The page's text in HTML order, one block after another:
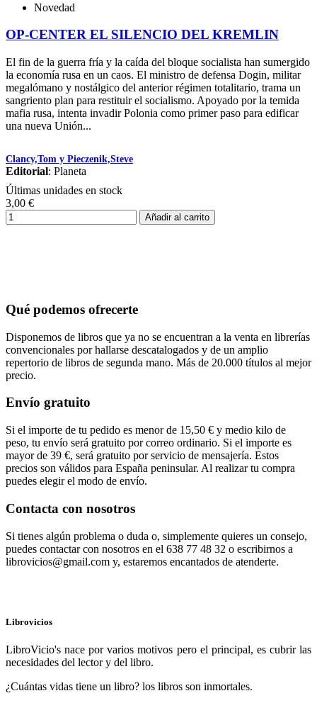
Novedad
OP-CENTER EL SILENCIO DEL KREMLIN
El fin de la guerra fría y la caída del bloque socialista han sumergido
la economía rusa en un caos. El ministro de defensa Dogin, militar
megalómano y nostálgico del anterior régimen totalitario, trama un
sangriento plan para restituir el socialismo. Apoyado por la temida
mafia rusa, intenta invadir Polonia como primer paso para edificar
una nueva Unión...
Clancy,Tom y Pieczenik,Steve
Editorial: Planeta
Últimas unidades en stock
3,00 €
Añadir al carrito
Qué podemos ofrecerte
Disponemos de libros que ya no se encuentran a la venta en librerías
convencionales por hallarse descatalogados y de un amplio
repertorio de libros de segunda mano. Más de 20.000 títulos al mejor
precio.
Envío gratuito
Si el importe de tu pedido es menor de 15,50 € y medio kilo de
peso, tu envío será gratuito por correo ordinario. Si el importe es
mayor de 39 €, será gratuito por servicio de mensajería. Estos
precios son válidos para España peninsular. Al realizar tu compra
puedes elegir el modo de envío.
Contacta con nosotros
Si tienes algún problema o duda o, simplemente quieres un consejo,
puedes contactar con nosotros en el 638 77 48 32 o escribirnos a
librovicios@gmail.com y, estaremos encantados de atenderte.
Librovicios
LibroVicio's nace por varios motivos pero el principal, es cubrir las
necesidades del lector y del libro.
¿Cuántas vidas tiene un libro? los libros son inmortales.